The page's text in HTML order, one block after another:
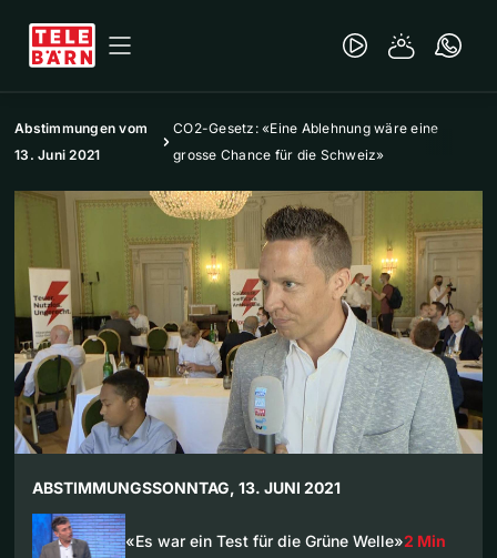
Abstimmungen vom
13. Juni 2021
CO2-Gesetz: «Eine Ablehnung wäre eine
grosse Chance für die Schweiz»
ABSTIMMUNGSSONNTAG, 13. JUNI 2021
«Es war ein Test für die Grüne Welle»2 Min